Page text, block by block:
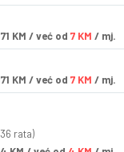
KM / već od 7 KM / mj.
KM / već od 7 KM / mj.
rata)